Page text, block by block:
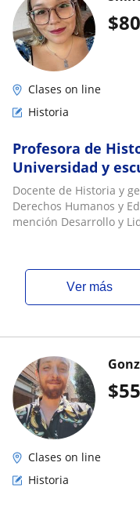
$
Clases on line
Historia
Profesora de
Universidad y
Docente de Historia y
Derechos Humanos y
mención Desarrollo y
ver más
$
Clases on line
Historia